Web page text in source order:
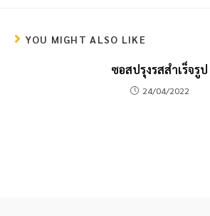
YOU MIGHT ALSO LIKE
ซอสปรุงรสสำเร็จรูป
24/04/2022